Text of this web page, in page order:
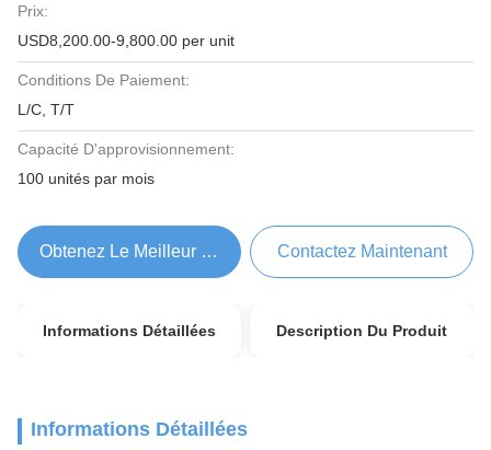
Prix:
USD8,200.00-9,800.00 per unit
Conditions De Paiement:
L/C, T/T
Capacité D'approvisionnement:
100 unités par mois
Obtenez Le Meilleur Prix Contactez Maintenant
Informations Détaillées Description Du Produit
Informations Détaillées